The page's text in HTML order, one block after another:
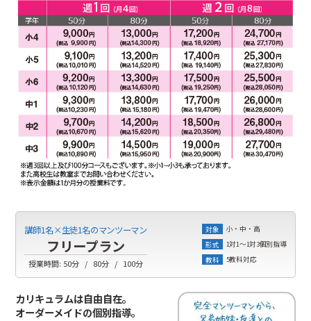
講師1名×生徒1名のマンツーマン
フリープラン
授業時間: 50分 80分 100分
対象
小・中・高
形式
1対1～1対3個別指導
教科
5教科対応
カリキュラムは自由自在。
オーダーメイドの個別指導。